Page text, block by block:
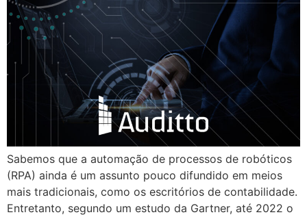
Sabemos que a automação de processos de robóticos
(RPA) ainda é um assunto pouco difundido em meios
mais tradicionais, como os escritórios de contabilidade.
Entretanto, segundo um estudo da Gartner, até 2022 o